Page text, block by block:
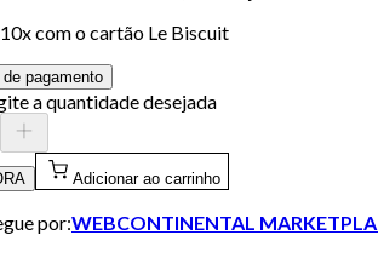
10x com o cartão Le Biscuit
pagamento
a quantidade desejada
Adicionar ao carrinho
por:WEBCONTINENTAL